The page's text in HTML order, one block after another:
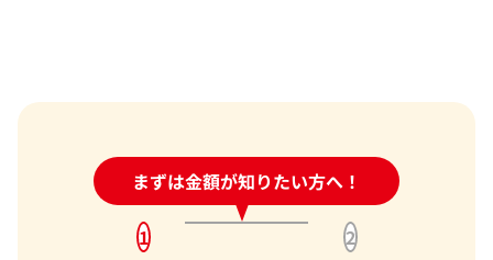
まずは金額が知りたい方へ！
24時間受付中!問い合わせフォーム
1
2